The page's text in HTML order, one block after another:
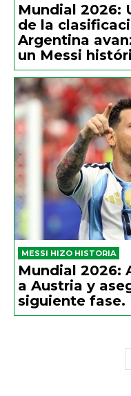
Mundial 2026:
de la
Argentina
un Messi
MESSI HIZO HISTORIA
Mundial 2026:
a Austria y
siguiente fase.